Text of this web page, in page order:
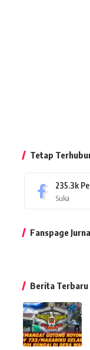
Tetap
235.3k
Suka
Fanspage
Berita Terbaru